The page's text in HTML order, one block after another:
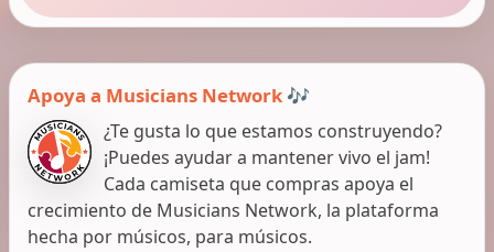
Apoya a Musicians Network 🎶
¿Te gusta lo que estamos construyendo?
¡Puedes ayudar a mantener vivo el jam!
Cada camiseta que compras apoya el
crecimiento de Musicians Network, la plataforma
hecha por músicos, para músicos.